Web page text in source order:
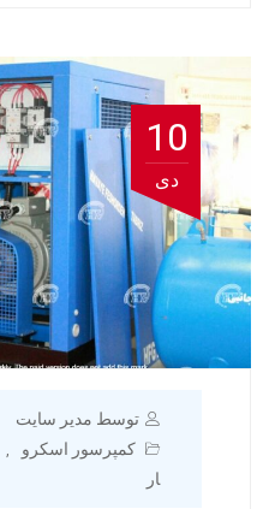
10
دی
توسط مدیر سایت
کمپرسور اسکرو
,
ار